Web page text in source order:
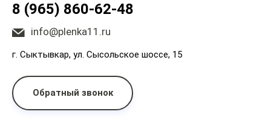
8 (965) 860-62-48
info@plenka11.ru
г. Сыктывкар, ул. Сысольское шоссе, 15
Обратный звонок